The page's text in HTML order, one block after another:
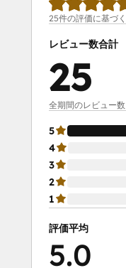
25件の評価に基づく
レビュー数合計
25
全期間のレビュー数
5
4
3
2
1
評価平均
5.0